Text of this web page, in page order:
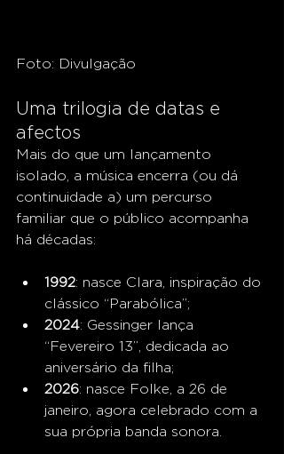
Foto: Divulgação
Uma trilogia de datas e
afectos
Mais do que um lançamento
isolado, a música encerra (ou dá
continuidade a) um percurso
familiar que o público acompanha
há décadas:
1992: nasce Clara, inspiração do
clássico “Parabólica”;
2024: Gessinger lança
“Fevereiro 13”, dedicada ao
aniversário da filha;
2026: nasce Folke, a 26 de
janeiro, agora celebrado com a
sua própria banda sonora.